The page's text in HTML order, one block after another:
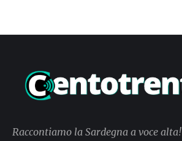
Raccontiamo la Sardegna a voce alta!